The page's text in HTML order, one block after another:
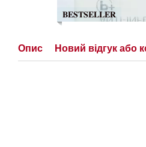
𝐁𝐄𝐒𝐓𝐒𝐄𝐋𝐋𝐄𝐑
Опис Новий відгук або